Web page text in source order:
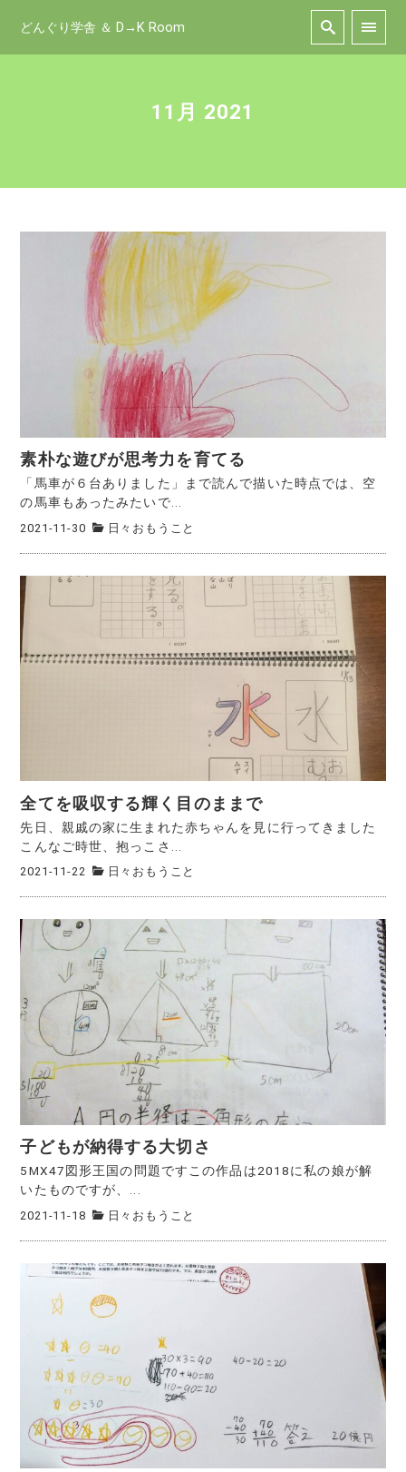
どんぐり学舎 ＆ D→K Room
11月 2021
素朴な遊びが思考力を育てる
「馬車が６台ありました」まで読んで描いた時点では、空
の馬車もあったみたいで...
2021-11-30 日々おもうこと
全てを吸収する輝く目のままで
先日、親戚の家に生まれた赤ちゃんを見に行ってきました
こんなご時世、抱っこさ...
2021-11-22 日々おもうこと
子どもが納得する大切さ
5MX47図形王国の問題ですこの作品は2018に私の娘が解
いたものですが、...
2021-11-18 日々おもうこと